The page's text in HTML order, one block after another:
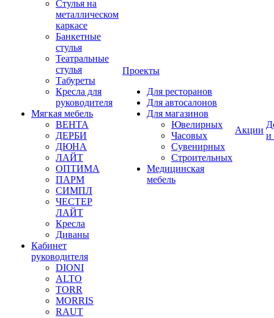
Стулья на
металлическом
каркасе
Банкетные
стулья
Театральные
стулья
Табуреты
Кресла для
руководителя
Мягкая мебель
ВЕНТА
ДЕРБИ
ДЮНА
ЛАЙТ
ОПТИМА
ПАРМ
СИМПЛ
ЧЕСТЕР
ЛАЙТ
Кресла
Диваны
Кабинет
руководителя
DIONI
ALTO
TORR
MORRIS
RAUT
Проекты
Для ресторанов
Для автосалонов
Для магазинов
Ювелирных
Часовых
Сувенирных
Строительных
Медицинская
мебель
Акции
и